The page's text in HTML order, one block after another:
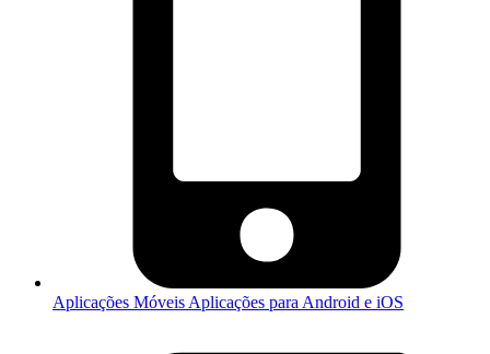
Aplicações Móveis Aplicações para Android e iOS